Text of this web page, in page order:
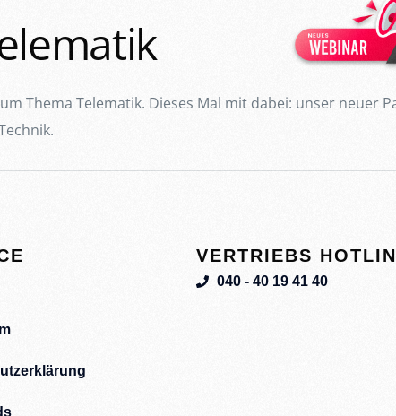
Thema Telematik. Dieses Mal mit dabei: unser neuer
VERTRIEBS
040 - 40 19 41 40